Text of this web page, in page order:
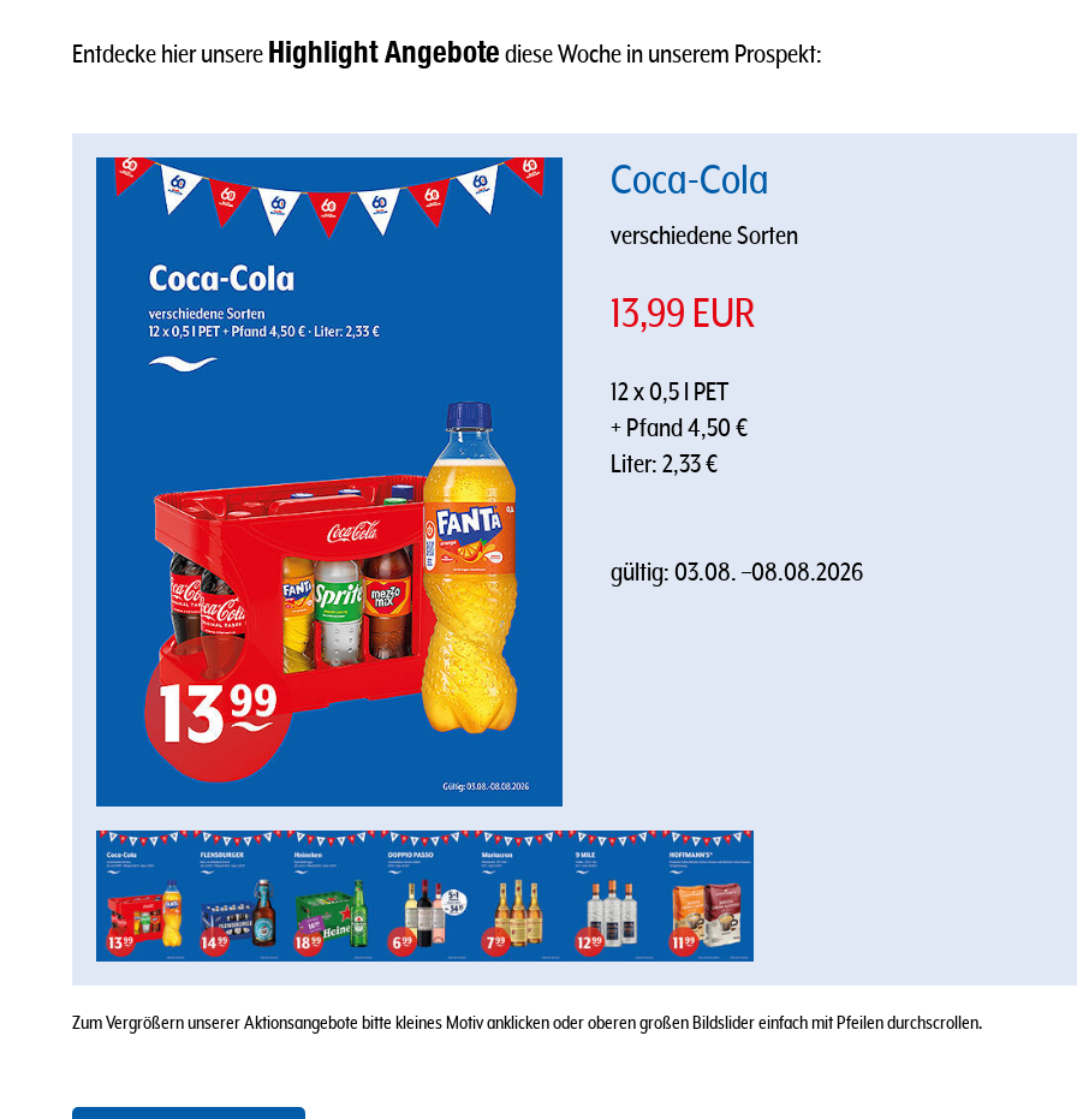
Entdecke hier unsere Highlight Angebote diese Woche in unserem Prospekt:
Coca-Cola
verschiedene Sorten
13,99 EUR
12 x 0,5 l PET
+ Pfand 4,50 €
Liter: 2,33 €
gültig:03.08. –08.08.2026
Zum Vergrößern unserer Aktionsangebote bitte kleines Motiv anklicken oder oberen großen Bildslider einfach mit Pfeilen durchscrollen.